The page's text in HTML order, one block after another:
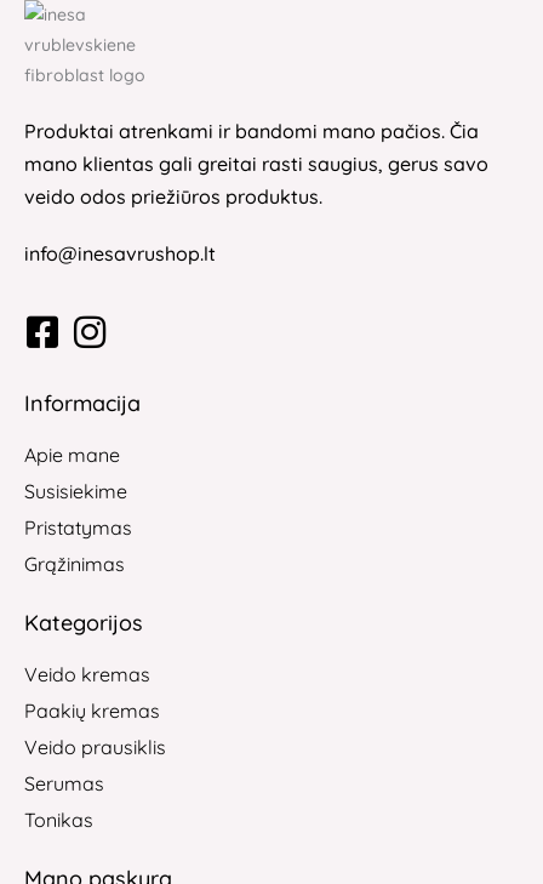
Produktai atrenkami ir bandomi mano pačios. Čia
mano klientas gali greitai rasti saugius, gerus savo
veido odos priežiūros produktus.
info@inesavrushop.lt
Informacija
Apie mane
Susisiekime
Pristatymas
Grąžinimas
Kategorijos
Veido kremas
Paakių kremas
Veido prausiklis
Serumas
Tonikas